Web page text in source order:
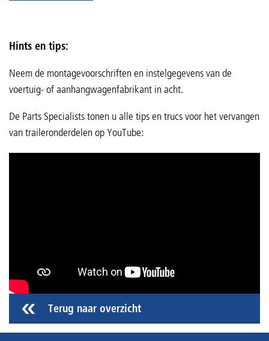
Hints en tips:
Neem de montagevoorschriften en instelgegevens van de
voertuig- of aanhangwagenfabrikant in acht.
De Parts Specialists tonen u alle tips en trucs voor het vervangen
van traileronderdelen op YouTube:
Terug naar overzicht